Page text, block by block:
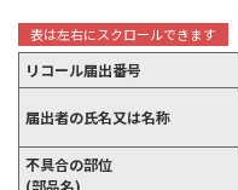
リコール届出番号
届出者の氏名又は名称
不具合の部位
(部品名)